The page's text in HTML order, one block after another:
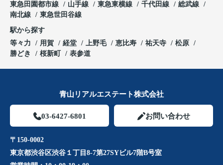
東急田園都市線
山手線 東急東横線 千代田線
総武線
南北線
東急世田谷線
駅から探す
等々力
用賀 経堂 上野毛 恵比寿 祐天寺
松原
勝どき
桜新町 表参道
青山リアルエステート株式会社
03-6427-6801 お問い合わせ
〒150-0002
東京都渋谷区渋谷１丁目8-7第27SYビル7階B号室